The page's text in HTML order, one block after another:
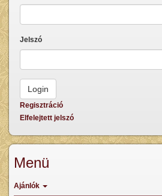
Jelszó
Regisztráció
Elfelejtett jelszó
Menü
Ajánlók